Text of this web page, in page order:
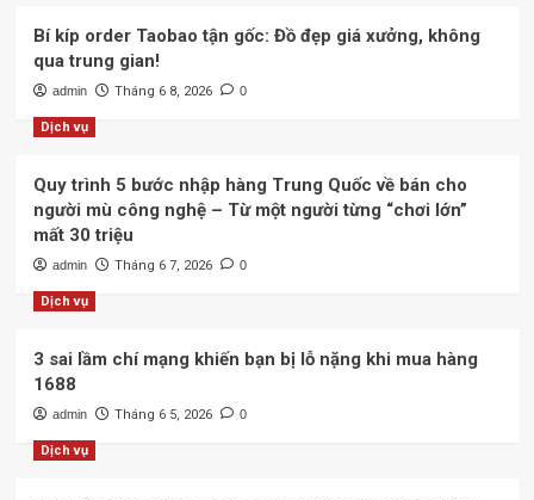
Bí kíp order Taobao tận gốc: Đồ đẹp giá xưởng, không
qua trung gian!
admin Tháng 6 8, 2026 0
Dịch vụ
Quy trình 5 bước nhập hàng Trung Quốc về bán cho
người mù công nghệ – Từ một người từng “chơi lớn”
mất 30 triệu
admin Tháng 6 7, 2026 0
Dịch vụ
3 sai lầm chí mạng khiến bạn bị lỗ nặng khi mua hàng
1688
admin Tháng 6 5, 2026 0
Dịch vụ